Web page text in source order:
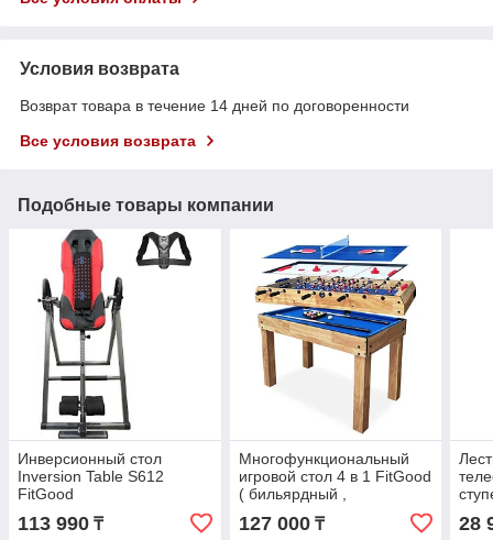
Условия возврата
Возврат товара в течение 14 дней по договоренности
Все условия возврата
Подобные товары компании
Инверсионный стол
Inversion Table S612
FitGood
113 990 ₸
Многофункциональный
игровой стол 4 в 1 FitGood
( бильярдный ,
аэрохоккее, нас. футболь,
настольным тен.
127 000₸ 28